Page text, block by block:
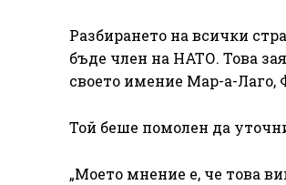
Разбирането на всички
бъде член на НАТО. Това
своето имение Мар-а-Лаго,
Той беше помолен да
„Моето мнение е, че това